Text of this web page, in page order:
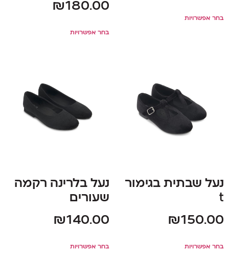
בחר אפשרויות
₪180.00
בחר אפשרויות
נעל שבתית בגימור
t
₪150.00
בחר אפשרויות
נעל בלרינה רקמה
שעורים
₪140.00
בחר אפשרויות